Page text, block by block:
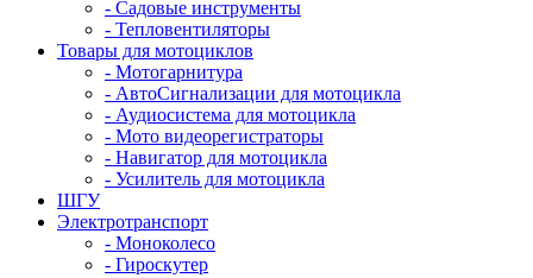
- Садовые инструменты
- Тепловентиляторы
Товары для мотоциклов
- Mотогарнитура
- АвтоСигнализации для мотоцикла
- Аудиосистема для мотоцикла
- Мото видеорегистраторы
- Навигатор для мотоцикла
- Усилитель для мотоцикла
ШГУ
Электротранспорт
- Mоноколесо
- Гироскутер